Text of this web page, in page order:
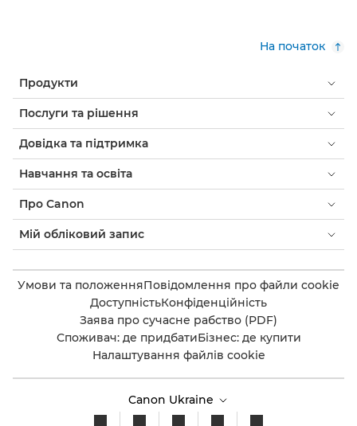
На початок
Продукти
Послуги та рішення
Довідка та підтримка
Навчання та освіта
Про Canon
Мій обліковий запис
Умови та положенняПовідомлення про файли cookie
ДоступністьКонфіденційність
Заява про сучасне рабство (PDF)
Споживач: де придбатиБізнес: де купити
Налаштування файлів cookie
Canon Ukraine